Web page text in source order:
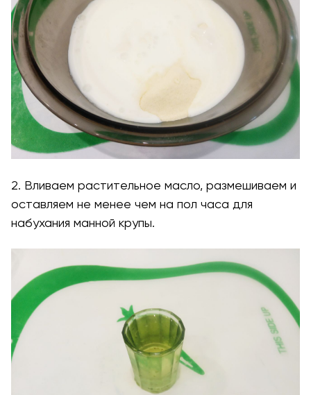
2. Вливаем растительное масло, размешиваем и
оставляем не менее чем на пол часа для
набухания манной крупы.